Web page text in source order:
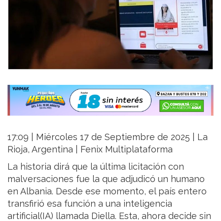
17:09 | Miércoles 17 de Septiembre de 2025 | La
Rioja, Argentina | Fenix Multiplataforma
La historia dirá que la última licitación con
malversaciones fue la que adjudicó un humano
en Albania. Desde ese momento, el país entero
transfirió esa función a una inteligencia
artificial(IA) llamada Diella. Esta, ahora decide sin